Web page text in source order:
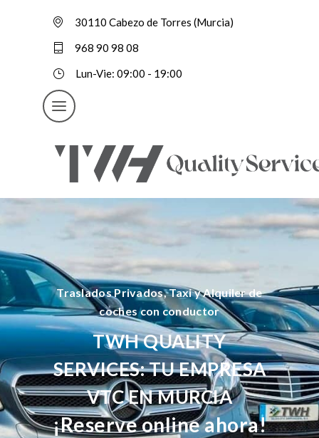
30110 Cabezo de Torres (Murcia)
968 90 98 08
Lun-Vie: 09:00 - 19:00
Traslados Privados, Taxi y Alquiler de
coches con conductor
TWH QUALITY
SERVICES: TU EMPRESA
VTC EN MURCIA
¡Reserve online ahora!